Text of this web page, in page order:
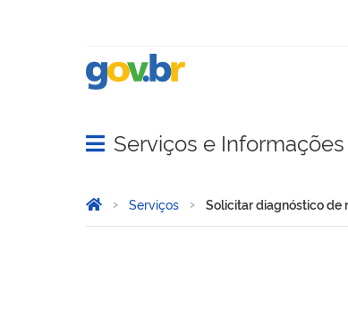
Abrir menu principal de navegação
Serviços e
Você está aqui:
Página Inicial
Serviços Solicitar diagnóstico de